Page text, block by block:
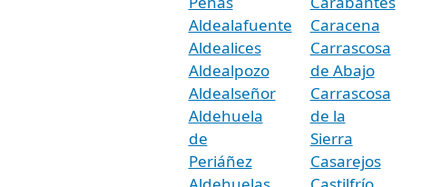
Aldealafuente
Aldealices
Aldealpozo
Aldealseñor
Aldehuela
de
Periáñez
Caracena
Carrascosa
de Abajo
Carrascosa
de la
Sierra
Casarejos